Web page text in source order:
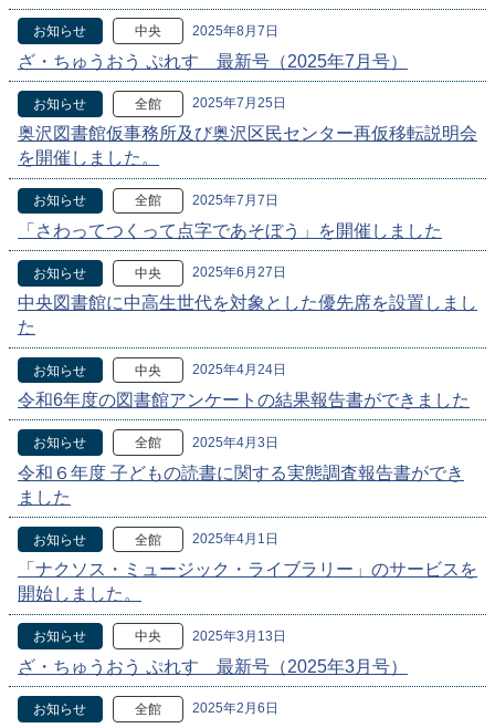
お知らせ 中央 2025年8月7日
ざ・ちゅうおう ぷれす 最新号（2025年7月号）
お知らせ 全館 2025年7月25日
奥沢図書館仮事務所及び奥沢区民センター再仮移転説明会
を開催しました。
お知らせ 全館 2025年7月7日
「さわってつくって点字であそぼう」を開催しました
お知らせ 中央 2025年6月27日
中央図書館に中高生世代を対象とした優先席を設置しまし
た
お知らせ 中央 2025年4月24日
令和6年度の図書館アンケートの結果報告書ができました
お知らせ 全館 2025年4月3日
令和６年度 子どもの読書に関する実態調査報告書ができ
ました
お知らせ 全館 2025年4月1日
「ナクソス・ミュージック・ライブラリー」のサービスを
開始しました。
お知らせ 中央 2025年3月13日
ざ・ちゅうおう ぷれす 最新号（2025年3月号）
お知らせ 全館 2025年2月6日